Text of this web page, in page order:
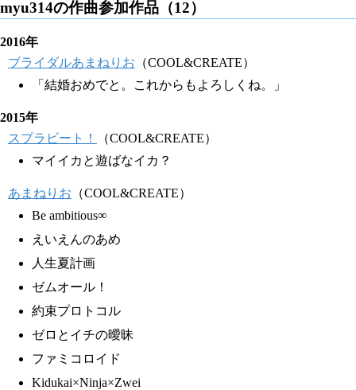
myu314の作曲参加作品（12）
2016年
ブライダルあまねりお （COOL&CREATE）
「結婚おめでと。これからもよろしくね。」
2015年
スプラビート！
（COOL&CREATE）
マイイカと遊ばなイカ？
あまねりお （COOL&CREATE）
Be ambitious∞
えいえんのあめ
人生夏計画
ゼムオール！
約束プロトコル
ゼロとイチの曖昧
ファミコロイド
Kidukai×Ninja×Zwei